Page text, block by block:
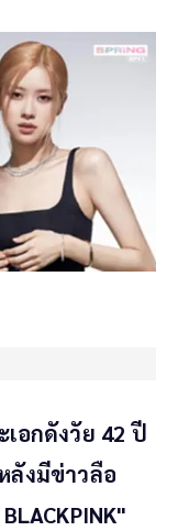
อกดังวัย 42 ปี
ลังมีข่าวลือ